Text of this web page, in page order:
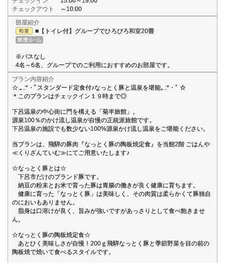
チェックアウト
～10:00
部屋紹介
■【トイレ付】グループでひろびろ和室20畳
※バスなし
4名～6名、グループでのご利用におすすめのお部屋です。
プラン内容紹介
☆.｡.:*・ﾟスタンダード定食付♪なっとく豚と温泉を堪能｡.:*・ﾟ ☆
＊このプランはチェックイン１９時まで◎
下呂温泉の中心街に門を構える「菊半旅館」。
源泉100％のかけ流し温泉が自慢の正統派旅館です。
下呂温泉の施設でも数少ない100%源泉かけ流し温泉をご堪能ください。
当プランは、飛騨の豚肉『なっとく豚の陶板焼定食』を当館2階 ごはんや
≪くりざんていむ≫にてご用意いたします♪
☆なっとく豚とは☆
下呂市だけのブランド豚です。
納豆の粉末とお米で育った豚は胃腸の働きが良く健康に育ちます。
健康に育った「なっとく豚」は美味しく、その肉質は柔らかくて豚独自
のにおいもありません。
脂身は口溶けが良く、旨みが強いですがあっさりとして食べ飽きませ
ん。
☆なっとく豚の陶板焼定食☆
あとひく美味しさが自慢！200ｇ飛騨なっとく豚と季節野菜を目の前の
陶板焼で焼いて食べるスタイルです。